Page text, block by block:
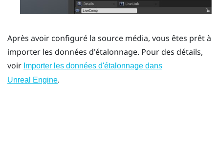
Après avoir configuré la source média, vous êtes prêt à
importer les données d'étalonnage. Pour des détails,
voir Importer les données d'étalonnage dans
Unreal Engine.